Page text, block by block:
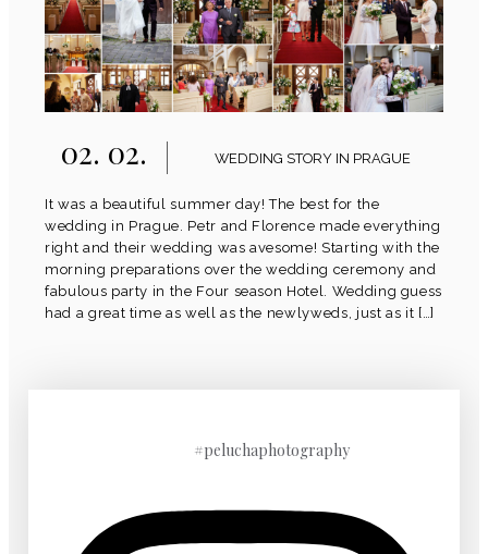
02. 02. WEDDING STORY IN PRAGUE
It was a beautiful summer day! The best for the
wedding in Prague. Petr and Florence made everything
right and their wedding was avesome! Starting with the
morning preparations over the wedding ceremony and
fabulous party in the Four season Hotel. Wedding guess
had a great time as well as the newlyweds, just as it […]
#peluchaphotography